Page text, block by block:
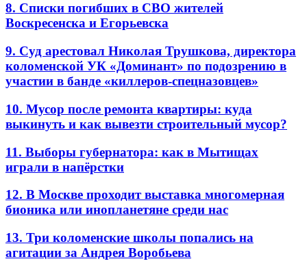
8. Списки погибших в СВО жителей
Воскресенска и Егорьевска
9. Суд арестовал Николая Трушкова, директора
коломенской УК «Доминант» по подозрению в
участии в банде «киллеров-спецназовцев»
10. Мусор после ремонта квартиры: куда
выкинуть и как вывезти строительный мусор?
11. Выборы губернатора: как в Мытищах
играли в напёрстки
12. В Москве проходит выставка многомерная
бионика или инопланетяне среди нас
13. Три коломенские школы попались на
агитации за Андрея Воробьева